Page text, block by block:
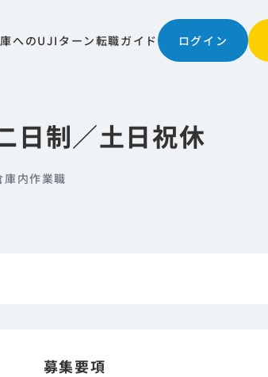
日制／土日祝休
内作業職
へのUJIターン転職ガイド ログイン
募集要項